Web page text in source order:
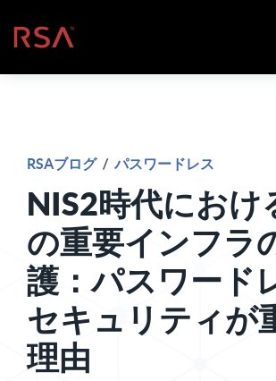
ホーム
RSAブログ / パスワードレス
NIS2時代におけ
の重要インフラ
護：パスワード
セキュリティが
理由